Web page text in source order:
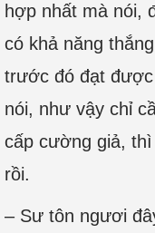
hợp nhất mà nói,
có khả năng
trước đó đạt
nói, như vậy chỉ
cấp cường giả,
rồi.
– Sư tôn ngươi